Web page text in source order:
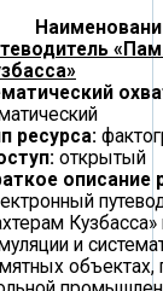
ресурса:
открытый
описание
и